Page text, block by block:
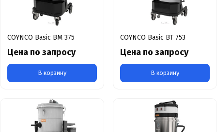
COYNCO Basic BM 375
Цена по запросу
В корзину
COYNCO Basic BT 753
Цена по запросу
В корзину